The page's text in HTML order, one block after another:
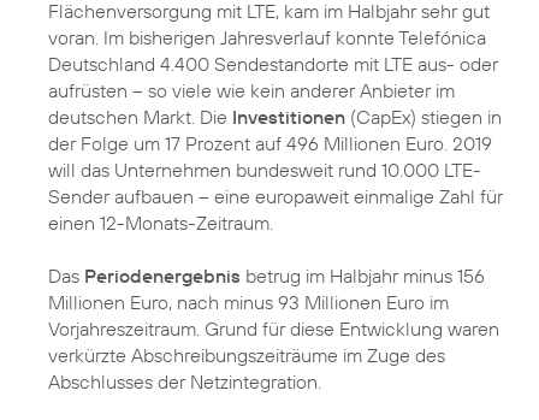
Flächenversorgung mit LTE, kam im Halbjahr sehr gut
voran. Im bisherigen Jahresverlauf konnte Telefónica
Deutschland 4.400 Sendestandorte mit LTE aus- oder
aufrüsten – so viele wie kein anderer Anbieter im
deutschen Markt. Die Investitionen (CapEx) stiegen in
der Folge um 17 Prozent auf 496 Millionen Euro. 2019
will das Unternehmen bundesweit rund 10.000 LTE-
Sender aufbauen – eine europaweit einmalige Zahl für
einen 12-Monats-Zeitraum.
Das Periodenergebnis betrug im Halbjahr minus 156
Millionen Euro, nach minus 93 Millionen Euro im
Vorjahreszeitraum. Grund für diese Entwicklung waren
verkürzte Abschreibungszeiträume im Zuge des
Abschlusses der Netzintegration.